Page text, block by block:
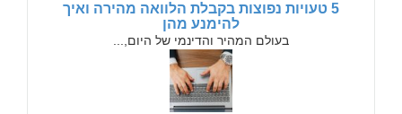
5 טעויות נפוצות בקבלת הלוואה מהירה ואיך
להימנע מהן
בעולם המהיר והדינמי של היום,...